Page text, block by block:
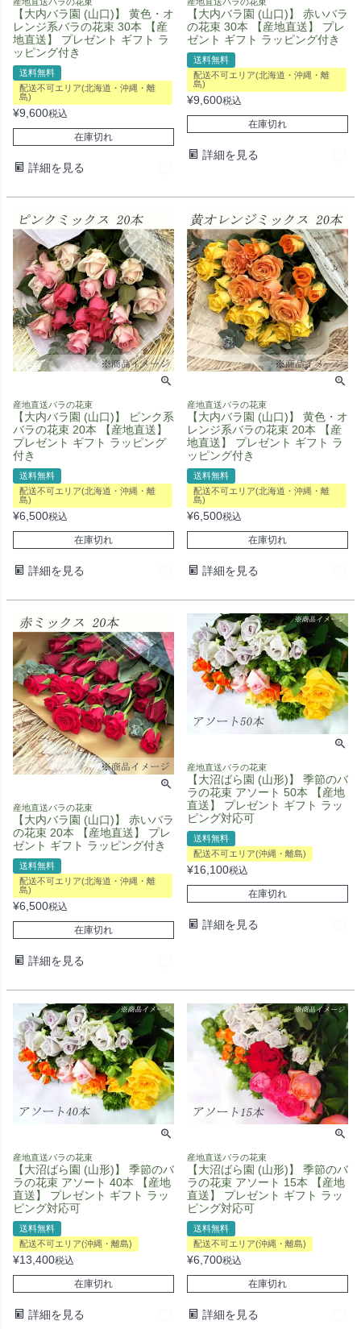
【大内バラ園 (山口)】 黄色・オ
レンジ系バラの花束 30本 【産
地直送】 プレゼント ギフト ラ
ッピング付き
送料無料
配送不可エリア(北海道・沖縄・離
島)
¥9,600税込
在庫切れ
詳細を見る
【大内バラ園 (山口)】 赤いバラ
の花束 30本 【産地直送】 プレ
ゼント ギフト ラッピング付き
送料無料
配送不可エリア(北海道・沖縄・離
島)
¥9,600税込
在庫切れ
詳細を見る
産地直送バラの花束
【大内バラ園 (山口)】 ピンク系
バラの花束 20本 【産地直送】
プレゼント ギフト ラッピング
付き
送料無料
配送不可エリア(北海道・沖縄・離
島)
¥6,500税込
在庫切れ
詳細を見る
産地直送バラの花束
【大内バラ園 (山口)】 黄色・オ
レンジ系バラの花束 20本 【産
地直送】 プレゼント ギフト ラ
ッピング付き
送料無料
配送不可エリア(北海道・沖縄・離
島)
¥6,500税込
在庫切れ
詳細を見る
産地直送バラの花束
【大内バラ園 (山口)】 赤いバラ
の花束 20本 【産地直送】 プレ
ゼント ギフト ラッピング付き
送料無料
配送不可エリア(北海道・沖縄・離
島)
¥6,500税込
在庫切れ
詳細を見る
産地直送バラの花束
【大沼ばら園 (山形)】 季節のバ
ラの花束 アソート 50本 【産地
直送】 プレゼント ギフト ラッ
ピング対応可
送料無料
配送不可エリア(沖縄・離島)
¥16,100税込
在庫切れ
詳細を見る
産地直送バラの花束
【大沼ばら園 (山形)】 季節のバ
ラの花束 アソート 40本 【産地
直送】 プレゼント ギフト ラッ
ピング対応可
送料無料
配送不可エリア(沖縄・離島)
¥13,400税込
在庫切れ
詳細を見る
産地直送バラの花束
【大沼ばら園 (山形)】 季節のバ
ラの花束 アソート 15本 【産地
直送】 プレゼント ギフト ラッ
ピング対応可
送料無料
配送不可エリア(沖縄・離島)
¥6,700税込
在庫切れ
詳細を見る